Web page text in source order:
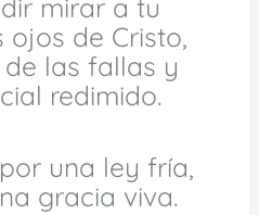
de Cristo,
las fallas y
redimido.
una ley fría,
gracia viva.